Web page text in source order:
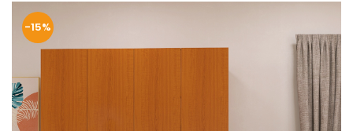
-15%